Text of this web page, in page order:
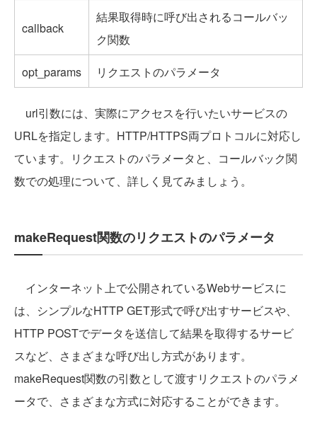
callback
結果取得時に呼び出されるコールバッ
ク関数
opt_params
リクエストのパラメータ
url引数には、実際にアクセスを行いたいサービスの
URLを指定します。HTTP/HTTPS両プロトコルに対応し
ています。リクエストのパラメータと、コールバック関
数での処理について、詳しく見てみましょう。
makeRequest関数のリクエストのパラメータ
インターネット上で公開されているWebサービスに
は、シンプルなHTTP GET形式で呼び出すサービスや、
HTTP POSTでデータを送信して結果を取得するサービ
スなど、さまざまな呼び出し方式があります。
makeRequest関数の引数として渡すリクエストのパラメ
ータで、さまざまな方式に対応することができます。